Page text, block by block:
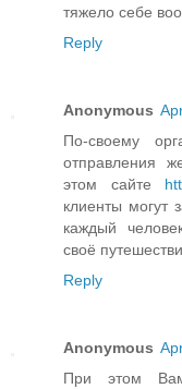
тяжело себе
Reply
Anonymous
По-своему
отправления
этом сайте
клиенты могут
каждый
своё
Reply
Anonymous
При этом